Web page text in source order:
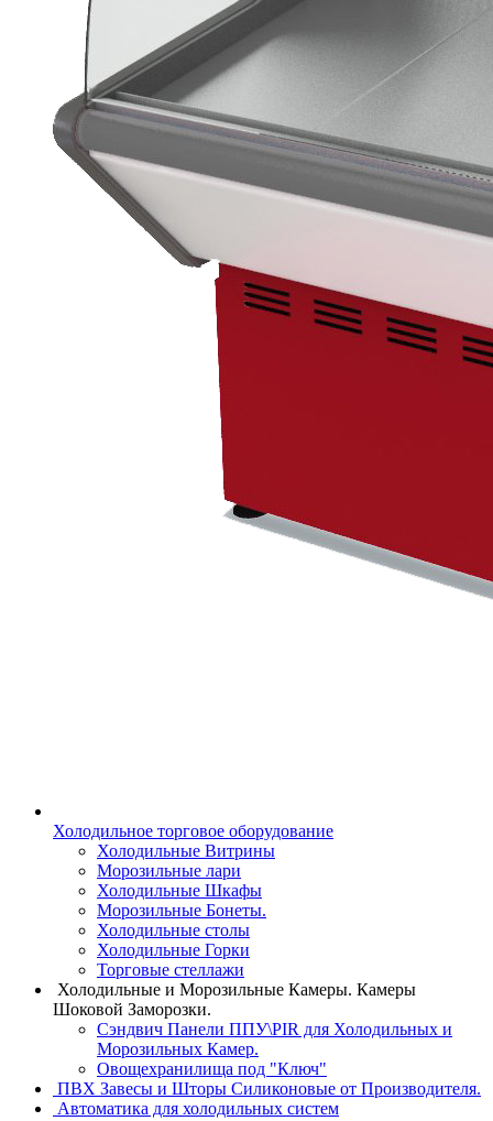
Холодильное торговое оборудование
Холодильные Витрины
Морозильные лари
Холодильные Шкафы
Морозильные Бонеты.
Холодильные столы
Холодильные Горки
Торговые стеллажи
Холодильные и Морозильные Камеры. Камеры
Шоковой Заморозки.
Сэндвич Панели ППУ\PIR для Холодильных и
Морозильных Камер.
Овощехранилища под "Ключ"
ПВХ Завесы и Шторы Силиконовые от Производителя.
Автоматика для холодильных систем